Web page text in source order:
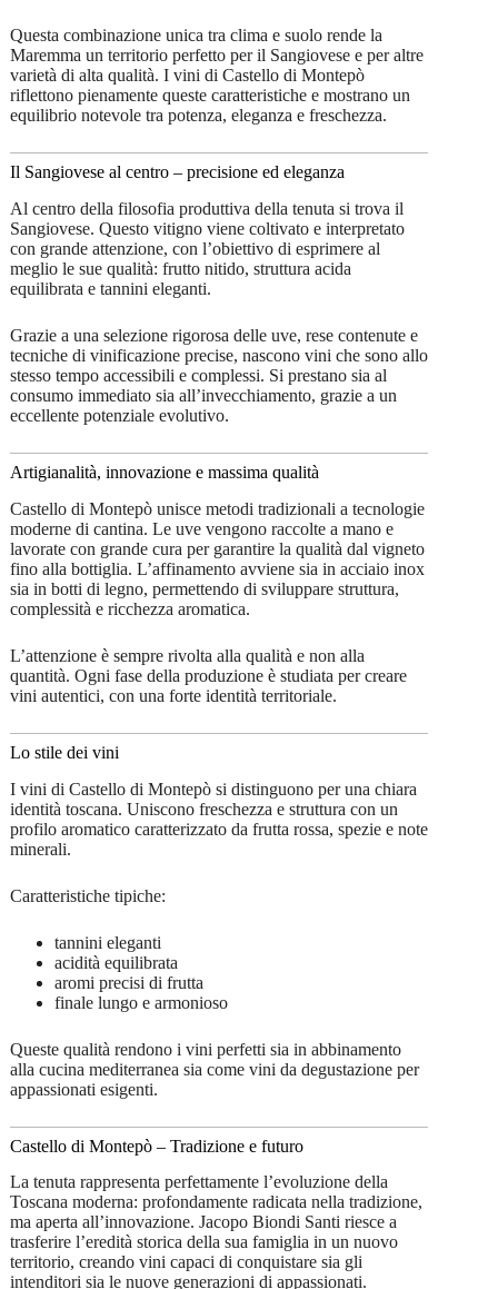
Questa combinazione unica tra clima e suolo rende la
Maremma un territorio perfetto per il Sangiovese e per altre
varietà di alta qualità. I vini di Castello di Montepò
riflettono pienamente queste caratteristiche e mostrano un
equilibrio notevole tra potenza, eleganza e freschezza.
Il Sangiovese al centro – precisione ed eleganza
Al centro della filosofia produttiva della tenuta si trova il
Sangiovese. Questo vitigno viene coltivato e interpretato
con grande attenzione, con l’obiettivo di esprimere al
meglio le sue qualità: frutto nitido, struttura acida
equilibrata e tannini eleganti.
Grazie a una selezione rigorosa delle uve, rese contenute e
tecniche di vinificazione precise, nascono vini che sono allo
stesso tempo accessibili e complessi. Si prestano sia al
consumo immediato sia all’invecchiamento, grazie a un
eccellente potenziale evolutivo.
Artigianalità, innovazione e massima qualità
Castello di Montepò unisce metodi tradizionali a tecnologie
moderne di cantina. Le uve vengono raccolte a mano e
lavorate con grande cura per garantire la qualità dal vigneto
fino alla bottiglia. L’affinamento avviene sia in acciaio inox
sia in botti di legno, permettendo di sviluppare struttura,
complessità e ricchezza aromatica.
L’attenzione è sempre rivolta alla qualità e non alla
quantità. Ogni fase della produzione è studiata per creare
vini autentici, con una forte identità territoriale.
Lo stile dei vini
I vini di Castello di Montepò si distinguono per una chiara
identità toscana. Uniscono freschezza e struttura con un
profilo aromatico caratterizzato da frutta rossa, spezie e note
minerali.
Caratteristiche tipiche:
tannini eleganti
acidità equilibrata
aromi precisi di frutta
finale lungo e armonioso
Queste qualità rendono i vini perfetti sia in abbinamento
alla cucina mediterranea sia come vini da degustazione per
appassionati esigenti.
Castello di Montepò – Tradizione e futuro
La tenuta rappresenta perfettamente l’evoluzione della
Toscana moderna: profondamente radicata nella tradizione,
ma aperta all’innovazione. Jacopo Biondi Santi riesce a
trasferire l’eredità storica della sua famiglia in un nuovo
territorio, creando vini capaci di conquistare sia gli
intenditori sia le nuove generazioni di appassionati.